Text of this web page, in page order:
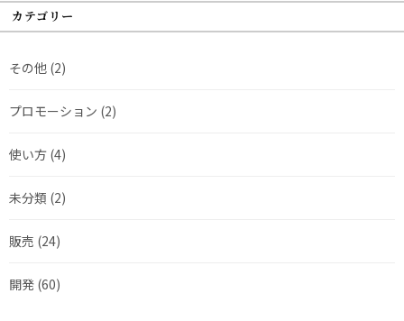
カテゴリー
その他 (2)
プロモーション (2)
使い方 (4)
未分類 (2)
販売 (24)
開発 (60)